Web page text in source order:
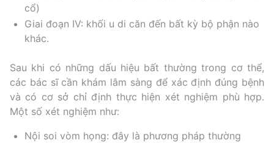
cổ)
Giai đoạn IV: khối u di căn đến bất kỳ bộ phận nào
khác.
Sau khi có những dấu hiệu bất thường trong cơ thể,
các bác sĩ cần khám lâm sàng để xác định đúng bệnh
và có cơ sở chỉ định thực hiện xét nghiệm phù hợp.
Một số xét nghiệm như:
Nội soi vòm họng: đây là phương pháp thường